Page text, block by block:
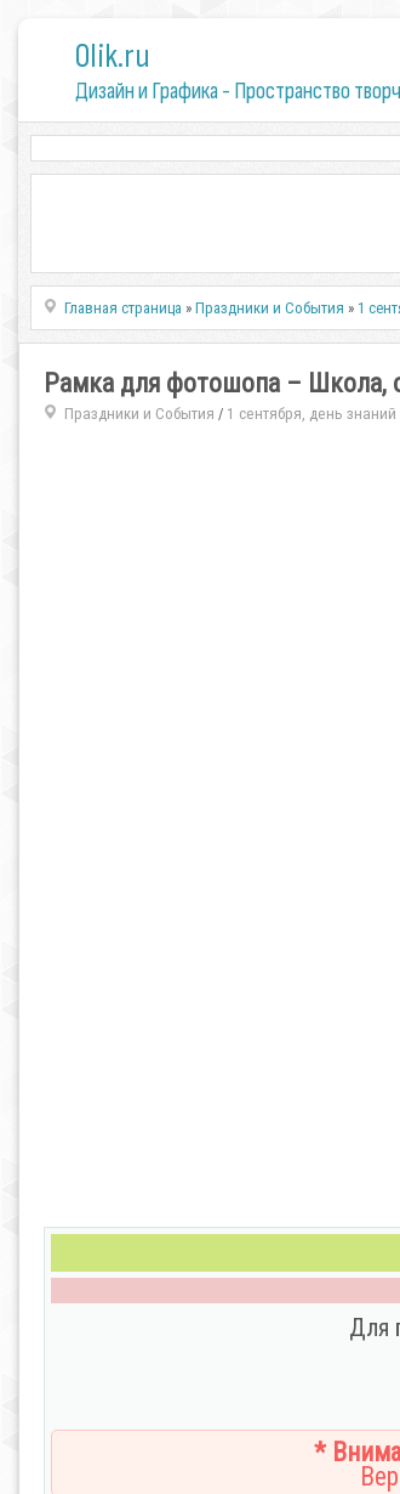
0lik.ru
Дизайн и Графика - Пространство
Главная страница »Праздники и События »1
Рамка для фотошопа – Школа,
Праздники и События / 1 сентября, день знаний
Для
*